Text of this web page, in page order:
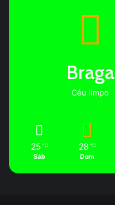
Braga
Céu limpo
25 ℃
Sáb
28 ℃
Dom